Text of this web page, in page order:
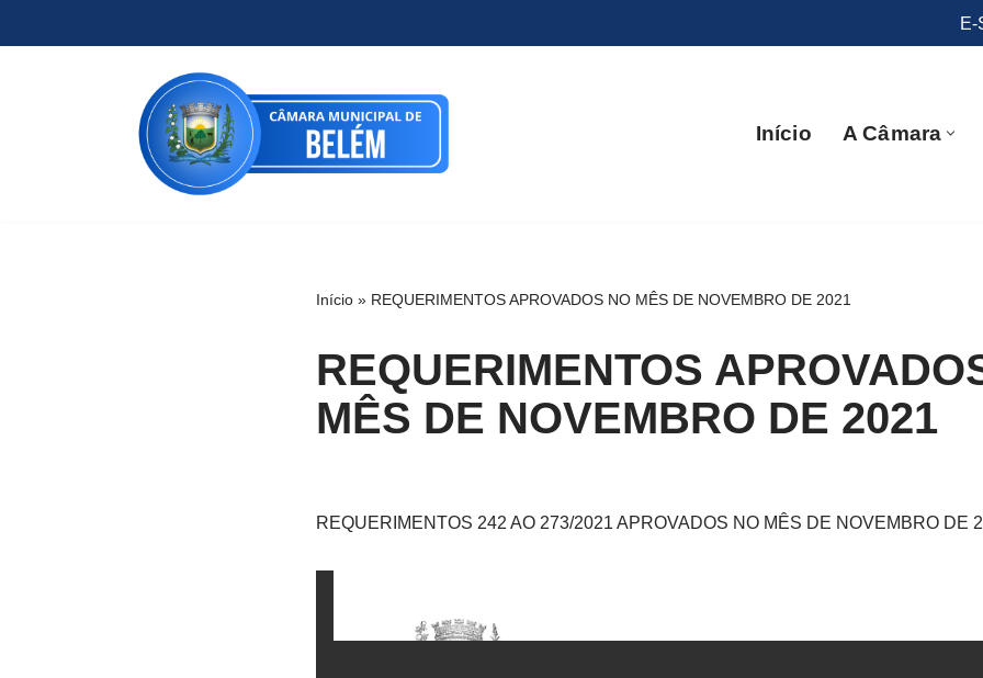
E-
Início A Câmara
Início » REQUERIMENTOS APROVADOS NO MÊS DE NOVEMBRO DE 2021
REQUERIMENTOS
MÊS DE NOVEMBRO DE 2021
REQUERIMENTOS 242 AO 273/2021 APROVADOS NO MÊS DE NOVEMBRO DE